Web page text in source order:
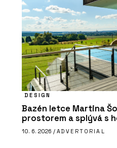
DESIGN
Bazén letce Martina
prostorem a splývá s
10. 6. 2026 / ADVERTORIAL